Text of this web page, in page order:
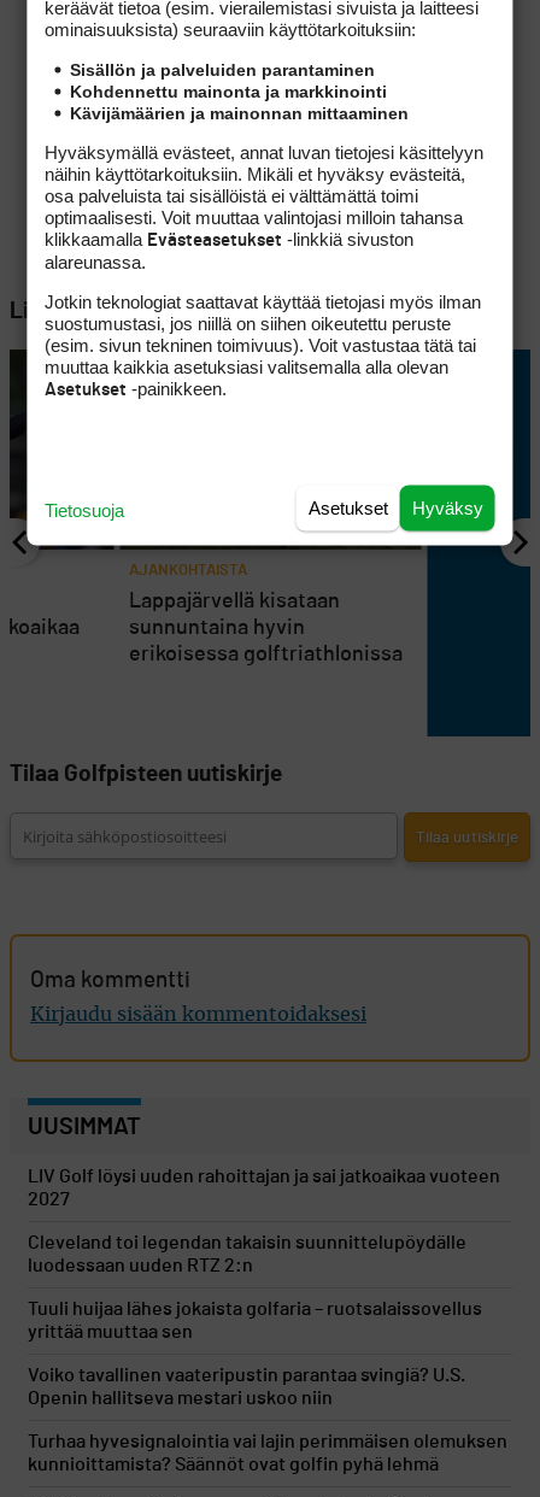
Lisää aiheesta
AJANKOHTAISTA
Lappajärvellä kisataan
sunnuntaina hyvin
erikoisessa golftriathlonissa
Tilaa Golfpisteen uutiskirje
Oma kommentti
Kirjaudu sisään kommentoidaksesi
UUSIMMAT
LIV Golf löysi uuden rahoittajan ja sai jatkoaikaa vuoteen
2027
Cleveland toi legendan takaisin suunnittelupöydälle
luodessaan uuden RTZ 2:n
Tuuli huijaa lähes jokaista golfaria – ruotsalaissovellus
yrittää muuttaa sen
Voiko tavallinen vaateripustin parantaa svingiä? U.S.
Openin hallitseva mestari uskoo niin
Turhaa hyvesignalointia vai lajin perimmäisen olemuksen
kunnioittamista? Säännöt ovat golfin pyhä lehmä
keräävät tietoa (esim. vierailemis­tasi sivuista ja laitteesi
ominaisuuk­sista) seuraaviin käyttötarkoituksiin:
Sisällön ja palveluiden parantaminen
Kohdennettu mainonta ja markkinointi
Kävijämäärien ja mainonnan mittaaminen
Hyväksymällä evästeet, annat luvan tietojesi käsittelyyn
näihin käyttötarkoituksiin. Mikäli et hyväksy evästeitä,
osa palveluista tai sisällöistä ei välttämättä toimi
optimaalisesti. Voit muuttaa valintojasi milloin tahansa
klikkaamalla Evästeasetukset -linkkiä sivuston
alareunassa.
Jotkin teknologiat saattavat käyttää tietojasi myös ilman
suostumustasi, jos niillä on siihen oikeutettu peruste
(esim. sivun tekninen toimivuus). Voit vastustaa tätä tai
muuttaa kaikkia asetuksiasi valitsemalla alla olevan
Asetukset -painikkeen.
Hyväksy
Asetukset
Tietosuoja